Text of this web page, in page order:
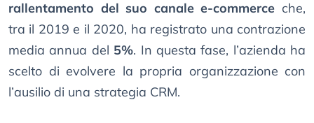
rallentamento del suo canale e-commerce che,
tra il 2019 e il 2020, ha registrato una contrazione
media annua del 5%. In questa fase, l’azienda ha
scelto di evolvere la propria organizzazione con
l’ausilio di una strategia CRM.